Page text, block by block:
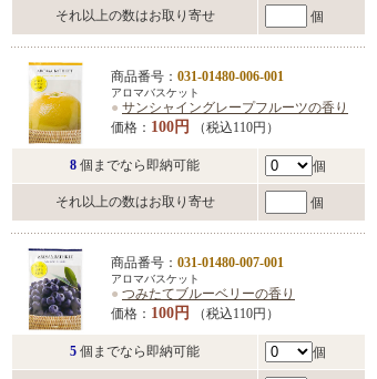
それ以上の数はお取り寄せ 個
商品番号： 031-01480-006-001
アロマバスケット
● サンシャイングレープフルーツの香り
価格： 100円 （税込110円）
8 個までなら即納可能 個
それ以上の数はお取り寄せ 個
商品番号： 031-01480-007-001
アロマバスケット
● つみたてブルーベリーの香り
価格： 100円 （税込110円）
5 個までなら即納可能 個